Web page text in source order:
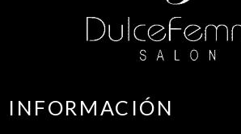
INFORMACIÓN